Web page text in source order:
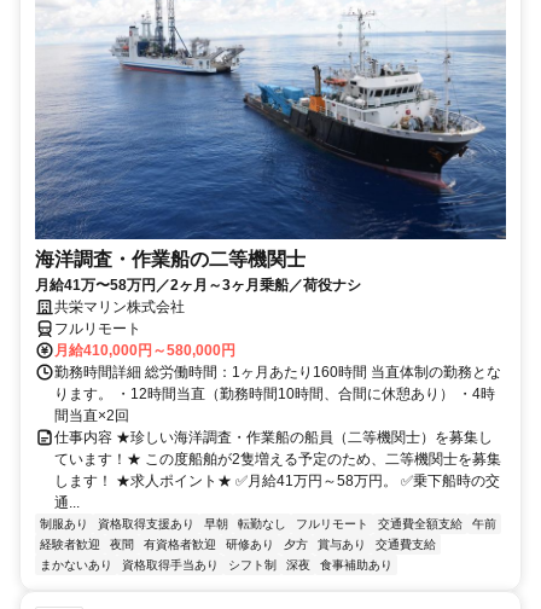
海洋調査・作業船の二等機関士
月給41万〜58万円／2ヶ月～3ヶ月乗船／荷役ナシ
共栄マリン株式会社
フルリモート
月給410,000円～580,000円
勤務時間詳細 総労働時間：1ヶ月あたり160時間 当直体制の勤務とな
ります。 ・12時間当直（勤務時間10時間、合間に休憩あり） ・4時
間当直×2回
仕事内容 ★珍しい海洋調査・作業船の船員（二等機関士）を募集し
ています！★ この度船舶が2隻増える予定のため、二等機関士を募集
します！ ★求人ポイント★ ✅月給41万円～58万円。 ✅乗下船時の交
通...
制服あり 資格取得支援あり 早朝 転勤なし フルリモート 交通費全額支給
午前
経験者歓迎
夜間 有資格者歓迎 研修あり 夕方 賞与あり
交通費支給
まかないあり
資格取得手当あり シフト制 深夜 食事補助あり